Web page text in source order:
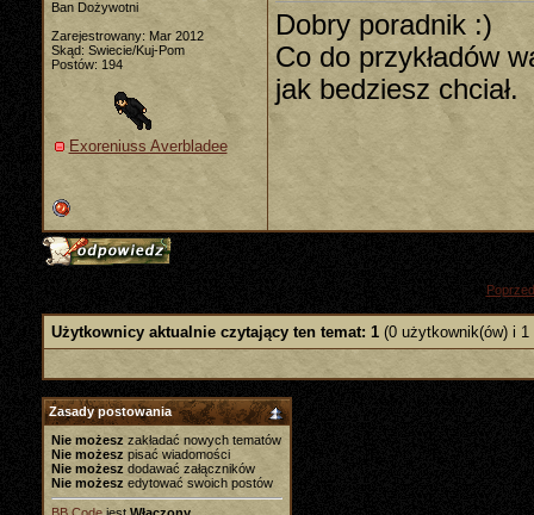
Ban Dożywotni
Zarejestrowany: Mar 2012
Skąd: Swiecie/Kuj-Pom
Postów: 194
Exoreniuss Averbladee
Dobry poradnik :)
Co do przykładów
jak bedziesz chciał.
Użytkownicy aktualnie czytający ten temat: 1 (0 użytkownik(ów) i 1
Zasady postowania
Nie możesz zakładać nowych tematów
Nie możesz pisać wiadomości
Nie możesz dodawać załączników
Nie możesz edytować swoich postów